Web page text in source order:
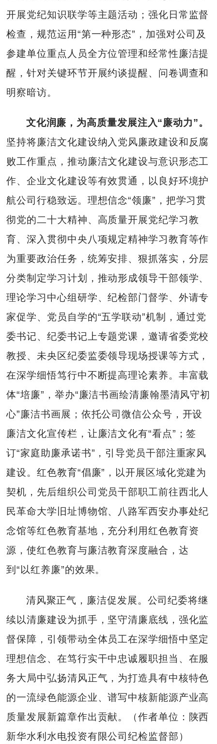
开展党纪知识联学等主题活动；强化日常监督
检查，规范运用“第一种形态”，加强对公司及
参建单位重点人员全方位管理和经常性廉洁提
醒，针对关键环节开展约谈提醒、问卷调查和
明察暗访。
文化润廉，为高质量发展注入“廉动力”。
坚持将廉洁文化建设纳入党风廉政建设和反腐
败工作重点，推动廉洁文化建设与意识形态工
作、企业文化建设等有效贯通，以良好环境护
航公司行稳致远。理想信念“领廉”，把学习贯
彻党的二十大精神、高质量开展党纪学习教
育、深入贯彻中央八项规定精神学习教育等作
为重要政治任务，统筹安排、狠抓落实，分层
分类制定学习计划，推动形成领导干部领学、
理论学习中心组研学、纪检部门督学、外请专
家促学、党员自学的“五学联动”机制，通过党
委书记、纪委书记上专题党课，邀请省委党校
教授、未央区纪委监委领导现场授课等方式，
在深学细悟笃行中不断提高理论素养。丰富载
体“培廉”，举办“廉洁书画绘清廉翰墨清风守初
心”廉洁书画展；依托公司微信公众号，开设
廉洁文化宣传栏，让廉洁文化有“看点”；签
订“家庭助廉承诺书”，引导党员干部注重家风
建设。红色教育“倡廉”，以开展区域化党建为
契机，先后组织公司党员干部职工前往西北人
民革命大学旧址博物馆、八路军西安办事处纪
念馆等红色教育基地，充分利用红色教育资
源，使红色教育与廉洁教育深度融合，达
到“以红养廉”的效果。
清风聚正气，廉洁促发展。公司纪委将继
续以清廉建设为抓手，坚守清廉底线，强化监
督保障，引领带动全体员工在深学细悟中坚定
理想信念、在笃行实干中忠诚履职担当、在服
务大局中弘扬清风正气，为打造具有中核特色
的一流绿色能源企业、谱写中核新能源产业高
质量发展新篇章作出贡献。（作者单位：陕西
新华水利水电投资有限公司纪检监督部）